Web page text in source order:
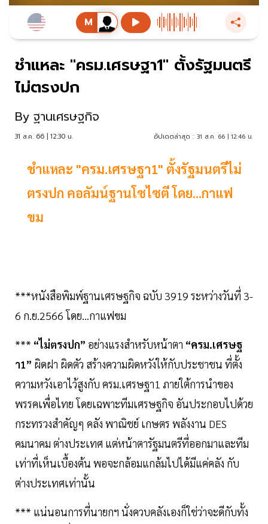
ชำแหละ "ครม.เศรษฐา1" ตั้งรัฐมนตรี
ไม่ตรงปก
By ฐานเศรษฐกิจ
31 ส.ค. 66 | 12:30 น. อัปเดตล่าสุด : 31 ส.ค. 66 | 12:46 น.
ชำแหละ "ครม.เศรษฐา1" ตั้งรัฐมนตรีไม่
ตรงปก คอลัมน์ฐานโซไซตี โดย...กาแฟ
ขม
***หนังสือพิมพ์ฐานเศรษฐกิจ ฉบับ 3919 ระหว่างวันที่ 3-
6 ก.ย.2566 โดย...กาแฟขม
*** “ไม่ตรงปก” อย่างแรงสำหรับหน้าตา “ครม.เศรษฐ
า1” ผิดฝา ผิดตัว สร้างความผิดหวังให้กับประชาชน ที่ตั้ง
ความหวังเอาไว้สูงกับ ครม.เศรษฐา1 ภายใต้การนำของ
พรรคเพื่อไทย โดยเฉพาะทีมเศรษฐกิจ อันประกอบไปด้วย
กระทรวงสำคัญๆ คลัง พาณิชย์ เกษตร พลังงาน DES
คมนาคม ต่างประเทศ แต่หน้าตารัฐมนตรีที่ออกมาและทีม
เท่าที่เห็นเบื้องต้น พอจะกล้อมแกล้มไปได้มีแค่คลัง กับ
ต่างประเทศเท่านั้น
*** แน่นอนการที่นายกฯ นั่งควบคลังเองก็ใช่ว่าจะดีกับทั้ง